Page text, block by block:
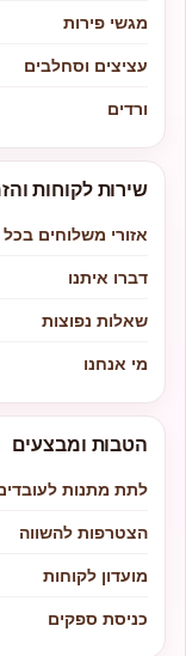
מגשי פירות
עציצים וסחלבים
ורדים
שירות לקוחות
אזורי משלוחים
דברו איתנו
שאלות נפוצות
מי אנחנו
הטבות ומבצעים
לתת מתנות
הצטרפות להשווה
מועדון לקוחות
כניסת ספקים